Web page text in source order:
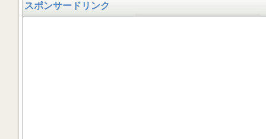
スポンサードリンク